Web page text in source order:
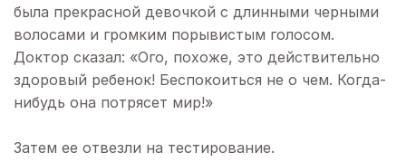
была прекрасной девочкой с длинными черными
волосами и громким порывистым голосом.
Доктор сказал: «Ого, похоже, это действительно
здоровый ребенок! Беспокоиться не о чем. Когда-
нибудь она потрясет мир!»
Затем ее отвезли на тестирование.